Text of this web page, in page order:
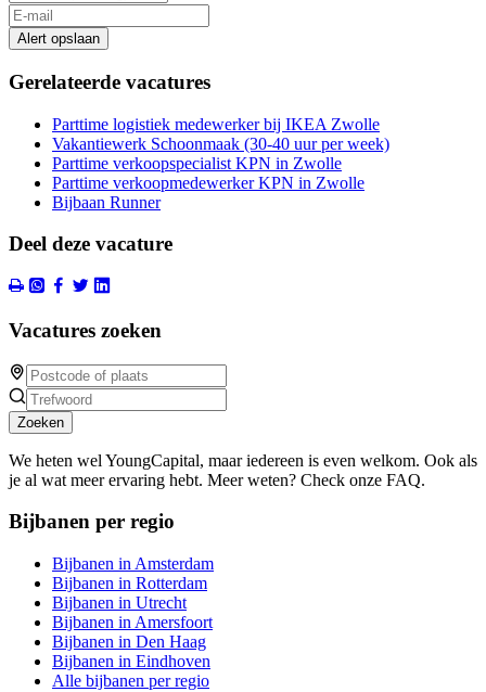
Alert opslaan
Gerelateerde vacatures
Parttime logistiek medewerker bij IKEA Zwolle
Vakantiewerk Schoonmaak (30-40 uur per week)
Parttime verkoopspecialist KPN in Zwolle
Parttime verkoopmedewerker KPN in Zwolle
Bijbaan Runner
Deel deze vacature
Vacatures zoeken
Zoeken
We heten wel YoungCapital, maar iedereen is even welkom. Ook als
je al wat meer ervaring hebt. Meer weten? Check onze FAQ.
Bijbanen per regio
Bijbanen in Amsterdam
Bijbanen in Rotterdam
Bijbanen in Utrecht
Bijbanen in Amersfoort
Bijbanen in Den Haag
Bijbanen in Eindhoven
Alle bijbanen per regio